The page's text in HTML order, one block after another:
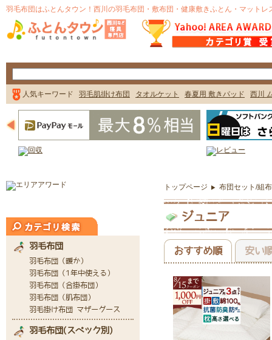
トップページ 布団セット/組
ジュニア
おすすめ順 安い